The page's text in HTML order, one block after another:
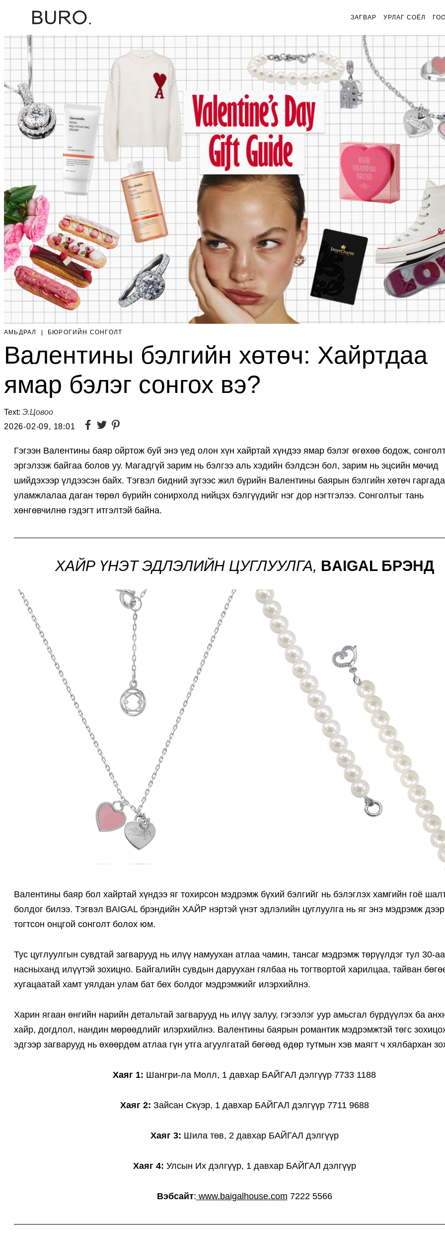
ЗАГВАР УРЛАГ СОЁЛ
АМЬДРАЛ | БЮРОГИЙН СОНГОЛТ
Валентины бэлгийн хөтөч: Хайртдаа
ямар бэлэг сонгох вэ?
Text: Э.Цовоо
2026-02-09, 18:01
Гэгээн Валентины баяр ойртож буй энэ үед олон хүн хайртай хүндээ ямар бэлэг өгөхөө бодож,
эргэлзэж байгаа болов уу. Магадгүй зарим нь бэлгээ аль хэдийн бэлдсэн бол, зарим нь эцсийн мөчид
шийдэхээр үлдээсэн байх. Тэгвэл бидний зүгээс жил бүрийн Валентины баярын бэлгийн хөтөч
уламжлалаа даган төрөл бүрийн сонирхолд нийцэх бэлгүүдийг нэг дор нэгтгэлээ. Сонголтыг тань
хөнгөвчилнө гэдэгт итгэлтэй байна.
ХАЙР ҮНЭТ ЭДЛЭЛИЙН ЦУГЛУУЛГА, BAIGAL БРЭНД
Валентины баяр бол хайртай хүндээ яг тохирсон мэдрэмж бүхий бэлгийг нь бэлэглэх хамгийн гоё
болдог билээ. Тэгвэл BAIGAL брэндийн ХАЙР нэртэй үнэт эдлэлийн цуглуулга нь яг энэ мэдрэмж дээр
тогтсон онцгой сонголт болох юм.
Тус цуглуулгын сувдтай загварууд нь илүү намуухан атлаа чамин, тансаг мэдрэмж төрүүлдэг тул 30-
насныханд илүүтэй зохицно. Байгалийн сувдын даруухан гялбаа нь тогтвортой харилцаа, тайван
хугацаатай хамт уялдан улам бат бөх болдог мэдрэмжийг илэрхийлнэ.
Харин ягаан өнгийн нарийн детальтай загварууд нь илүү залуу, гэгээлэг уур амьсгал бүрдүүлэх ба
хайр, догдлол, нандин мөрөөдлийг илэрхийлнэ. Валентины баярын романтик мэдрэмжтэй төгс
эдгээр загварууд нь өхөөрдөм атлаа гүн утга агуулгатай бөгөөд өдөр тутмын хэв маягт ч хялбархан
Хаяг 1: Шангри-ла Молл, 1 давхар БАЙГАЛ дэлгүүр 7733 1188
Хаяг 2: Зайсан Скүэр, 1 давхар БАЙГАЛ дэлгүүр 7711 9688
Хаяг 3: Шила төв, 2 давхар БАЙГАЛ дэлгүүр
Хаяг 4: Улсын Их дэлгүүр, 1 давхар БАЙГАЛ дэлгүүр
Вэбсайт: www.baigalhouse.com 7222 5566